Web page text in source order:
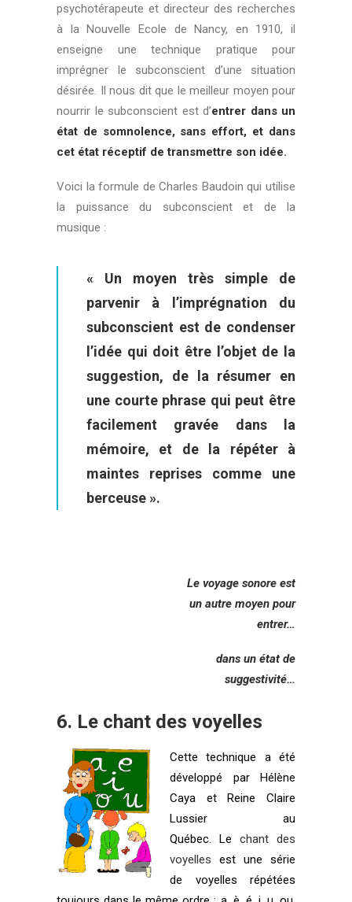
psychotérapeute et directeur des recherches
à la Nouvelle Ecole de Nancy, en 1910, il
enseigne une technique pratique pour
imprégner le subconscient d’une situation
désirée. Il nous dit que le meilleur moyen pour
nourrir le subconscient est d’entrer dans un
état de somnolence, sans effort, et dans
cet état réceptif de transmettre son idée.
Voici la formule de Charles Baudoin qui utilise
la puissance du subconscient et de la
musique :
« Un moyen très simple de
parvenir à l’imprégnation du
subconscient est de condenser
l’idée qui doit être l’objet de la
suggestion, de la résumer en
une courte phrase qui peut être
facilement gravée dans la
mémoire, et de la répéter à
maintes reprises comme une
berceuse ».
Le voyage sonore est
un autre moyen pour
entrer…
dans un état de
suggestivité…
6. Le chant des voyelles
Cette technique a été
développé par Hélène
Caya et Reine Claire
Lussier au
Québec. Le chant des
voyelles est une série
de voyelles répétées